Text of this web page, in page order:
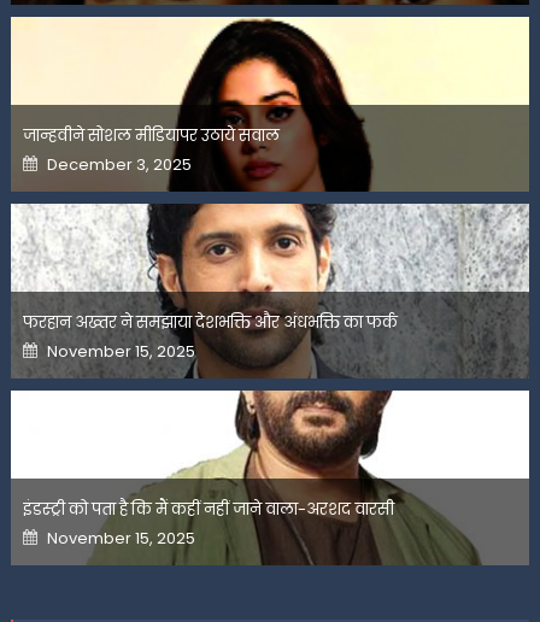
जान्हवीने सोशल मीडियापर उठाये सवाल
Posted
on
December 3, 2025
फरहान अख्तर ने समझाया देशभक्ति और अंधभक्ति का फर्क
Posted
on
November 15, 2025
इंडस्ट्री को पता है कि मैं कहीं नहीं जाने वाला-अरशद वारसी
Posted
on
November 15, 2025